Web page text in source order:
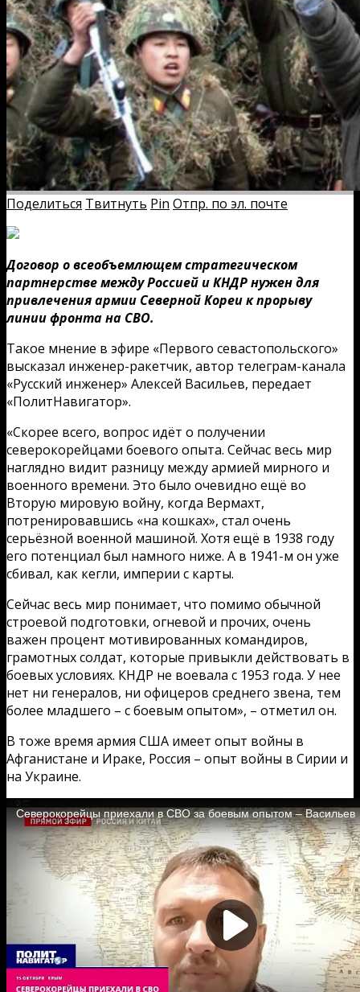
Поделиться Твитнуть Pin Отпр. по эл. почте
Договор о всеобъемлющем стратегическом
партнерстве между Россией и КНДР нужен для
привлечения армии Северной Кореи к прорыву
линии фронта на СВО.
Такое мнение в эфире «Первого севастопольского»
высказал инженер-ракетчик, автор телеграм-канала
«Русский инженер» Алексей Васильев, передает
«ПолитНавигатор».
«Скорее всего, вопрос идёт о получении
северокорейцами боевого опыта. Сейчас весь мир
наглядно видит разницу между армией мирного и
военного времени. Это было очевидно ещё во
Вторую мировую войну, когда Вермахт,
потренировавшись «на кошках», стал очень
серьёзной военной машиной. Хотя ещё в 1938 году
его потенциал был намного ниже. А в 1941-м он уже
сбивал, как кегли, империи с карты.
Сейчас весь мир понимает, что помимо обычной
строевой подготовки, огневой и прочих, очень
важен процент мотивированных командиров,
грамотных солдат, которые привыкли действовать в
боевых условиях. КНДР не воевала с 1953 года. У нее
нет ни генералов, ни офицеров среднего звена, тем
более младшего – с боевым опытом», – отметил он.
В тоже время армия США имеет опыт войны в
Афганистане и Ираке, Россия – опыт войны в Сирии и
на Украине.